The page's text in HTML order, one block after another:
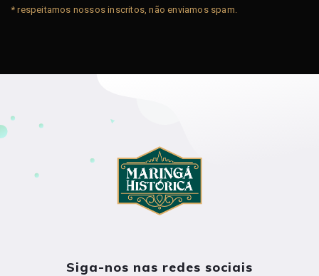
* respeitamos nossos inscritos, não enviamos spam.
Siga-nos nas redes sociais